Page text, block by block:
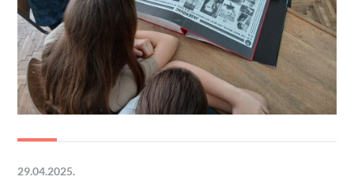
29.04.2025.